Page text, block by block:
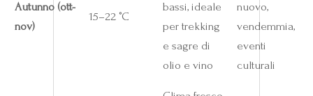
Autunno (ott-
nov)
15–22 °C
bassi, ideale
per trekking
e sagre di
olio e vino
nuovo,
vendemmia,
eventi
culturali